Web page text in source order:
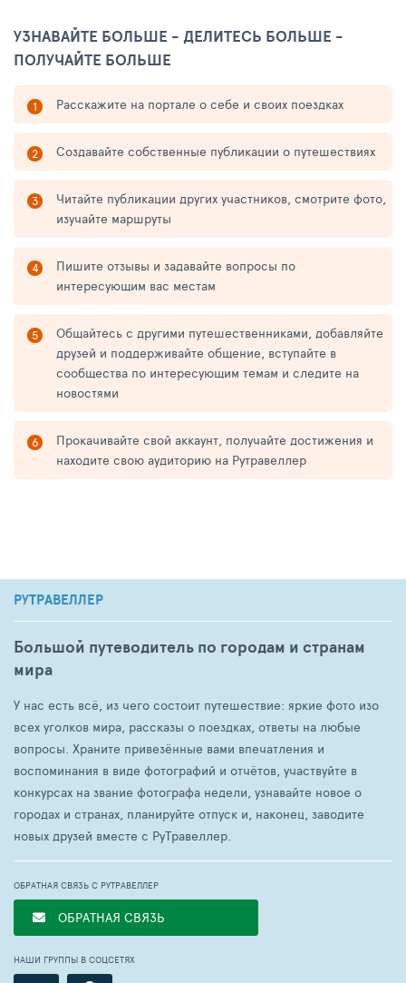
УЗНАВАЙТЕ БОЛЬШЕ - ДЕЛИТЕСЬ БОЛЬШЕ -
ПОЛУЧАЙТЕ БОЛЬШЕ
Расскажите на портале о себе и своих поездках
Создавайте собственные публикации о путешествиях
Читайте публикации других участников, смотрите фото,
изучайте маршруты
Пишите отзывы и задавайте вопросы по
интересующим вас местам
Общайтесь с другими путешественниками, добавляйте
друзей и поддерживайте общение, вступайте в
сообщества по интересующим темам и следите на
новостями
Прокачивайте свой аккаунт, получайте достижения и
находите свою аудиторию на Рутравеллер
РУТРАВЕЛЛЕР
Большой путеводитель по городам и странам
мира
У нас есть всё, из чего состоит путешествие: яркие фото изо
всех уголков мира, рассказы о поездках, ответы на любые
вопросы. Храните привезённые вами впечатления и
воспоминания в виде фотографий и отчётов, участвуйте в
конкурсах на звание фотографа недели, узнавайте новое о
городах и странах, планируйте отпуск и, наконец, заводите
новых друзей вместе с РуТравеллер.
ОБРАТНАЯ СВЯЗЬ С РУТРАВЕЛЛЕР
ОБРАТНАЯ СВЯЗЬ
НАШИ ГРУППЫ В СОЦСЕТЯХ